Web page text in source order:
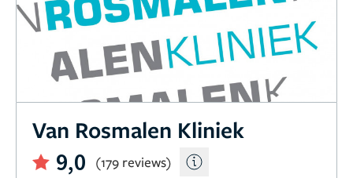
Van Rosmalen Kliniek
9,0
(179 reviews)